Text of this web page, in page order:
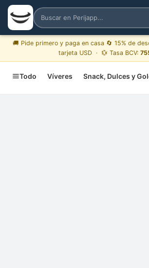
🚚 Pide primero y paga en casa 🔄 15% de
tarjeta USD · 💱 Tasa BCV:
Todo Víveres Snack, Dulces y